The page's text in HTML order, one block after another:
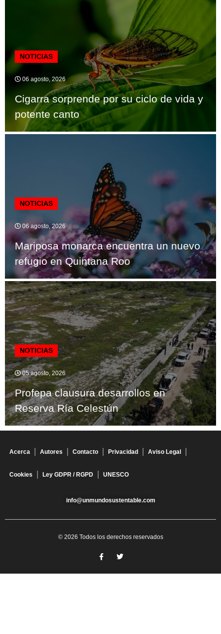
NOTICIAS
06 agosto, 2026
Cigarra sorprende por su ciclo de vida y
potente canto
NOTICIAS
06 agosto, 2026
Mariposa monarca encuentra un nuevo
refugio en Quintana Roo
NOTICIAS
05 agosto, 2026
Profepa clausura desarrollos en
Reserva Ría Celestún
Acerca Autores Contacto Privacidad Aviso Legal
Cookies Ley GDPR / RGPD UNESCO
info@unmundosustentable.com
© 2026 Todos los derechos reservados